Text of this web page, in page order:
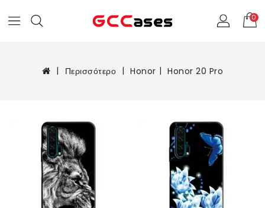
0
Περισσότερο Honor Honor 20 Pro